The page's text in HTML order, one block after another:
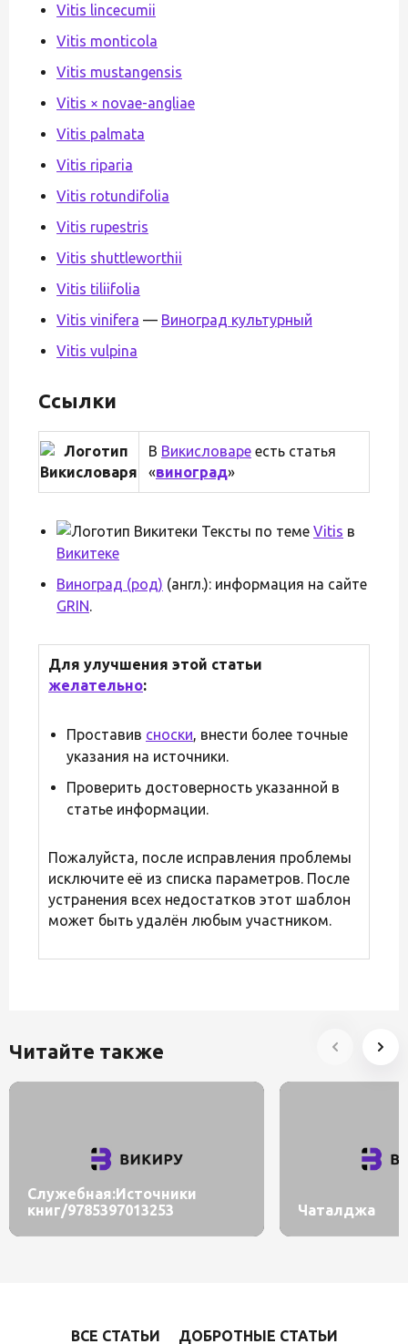
Vitis lincecumii
Vitis monticola
Vitis mustangensis
Vitis × novae-angliae
Vitis palmata
Vitis riparia
Vitis rotundifolia
Vitis rupestris
Vitis shuttleworthii
Vitis tiliifolia
Vitis vinifera — Виноград культурный
Vitis vulpina
Ссылки
В Викисловаре есть статья
«виноград»
Тексты по теме Vitis в
Викитеке
Виноград (род) (англ.): информация на сайте
GRIN.
Для улучшения этой статьи
желательно:
Проставив сноски, внести более точные
указания на источники.
Проверить достоверность указанной в
статье информации.
Пожалуйста, после исправления проблемы
исключите её из списка параметров. После
устранения всех недостатков этот шаблон
может быть удалён любым участником.
Читайте также
Служебная:Источники
книг/9785397013253
Чаталджа
ВСЕ СТАТЬИ ДОБРОТНЫЕ СТАТЬИ